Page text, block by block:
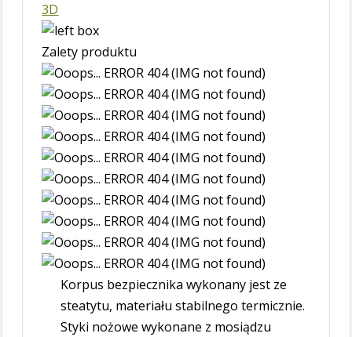
3D
Zalety produktu
Korpus bezpiecznika wykonany jest ze
steatytu, materiału stabilnego termicznie.
Styki nożowe wykonane z mosiądzu